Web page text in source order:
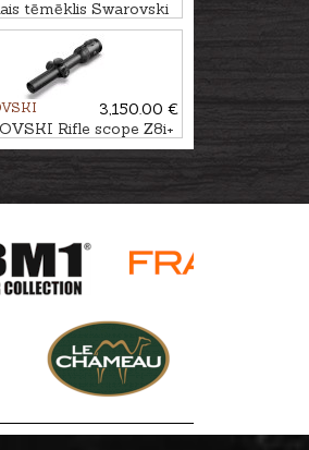
tēmēklis Swarovski
18x56 P SR 4A-I
3,150.00 €
Rifle scope Z8i+
SR 4A-I